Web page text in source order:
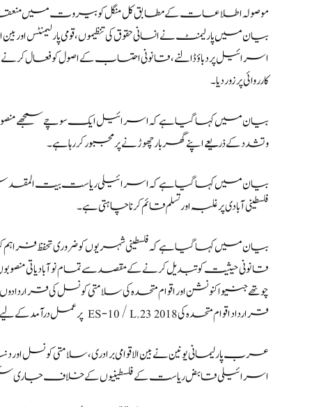
موصولہ اطلاعات کے مطابق کل منگل کو بیروت میں
بیان میں پارلیمنٹ نے انسانی حقوق کی تنظیموں، قومی پارلیمنٹس اور بین
اسرائیل پر دباؤ ڈالنے، قانونی احتساب کے اصول کو
کارروائی پر زور دیا۔
بیان میں کہا گیا ہے کہ اسرائیل ایک سوچے سمجھے
و تشدد کے ذریعے اپنے گھر بار چھوڑنے پر مجبور کررہا ہے۔
بیان میں کہا گیا ہے کہ اسرائیلی ریاست بیت المقدس کی
فلسطینی آبادی پر غلبہ اور تسلم قائم کرنا چاہتی ہے۔
بیان میں‌ کہا گیا ہے کہ فلسطینی شہریوں کو ضروری تحفظ
قانونی حیثیت کو تبدیل کرنے کے مقصد سے تمام نوآبادیاتی
قرارداد اقوام متحدہ کی ES-10 / L.23 2018 پر عمل درآمد کے لیے اسرائیل پر دبائو ڈالا جائے۔
عرب پارلیمانی یونین نے بین الاقوامی برادری، سلامتی کونسل
اسرائیلی قابض ریاست کے فلسطینیوں کے خلاف جاری